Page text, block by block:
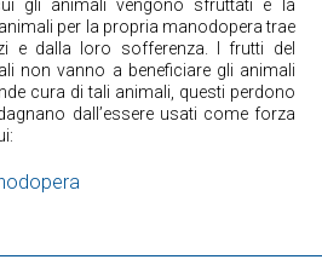
gli animali vengono sfruttati è la
per la propria manodopera trae
e dalla loro sofferenza. I frutti del
non vanno a beneficiare gli animali
cura di tali animali, questi perdono
dall’essere usati come forza